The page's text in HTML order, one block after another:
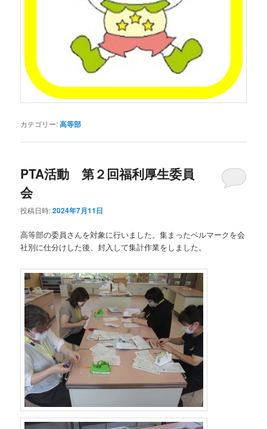
カテゴリー:高等部
PTA活動 第２回福利厚生委員
会
投稿日時:2024年7月11日
高等部の委員さんを対象に行いました。集まったベルマークを会
社別に仕分けした後、封入して集計作業をしました。